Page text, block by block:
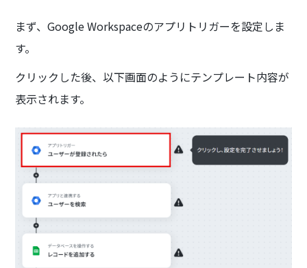
まず、Google Workspaceのアプリトリガーを設定しま
す。
クリックした後、以下画面のようにテンプレート内容が
表示されます。